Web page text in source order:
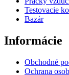
Testovacie
Bazár
Informácie
Obchodné
Ochrana